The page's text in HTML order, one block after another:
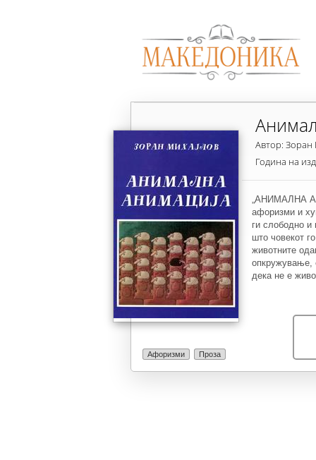
Афоризми Проза
Автор: Зоран
Година на
„АНИМАЛНА
афоризми и
ги слободно и
што човекот
животните
опкружување,
дека не е